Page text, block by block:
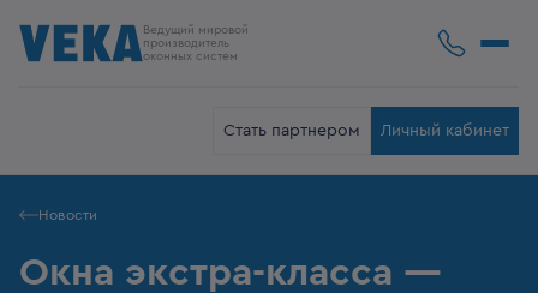
Ведущий мировой
производитель
оконных систем
Стать партнером Личный кабинет
Новости
Окна экстра-класса —